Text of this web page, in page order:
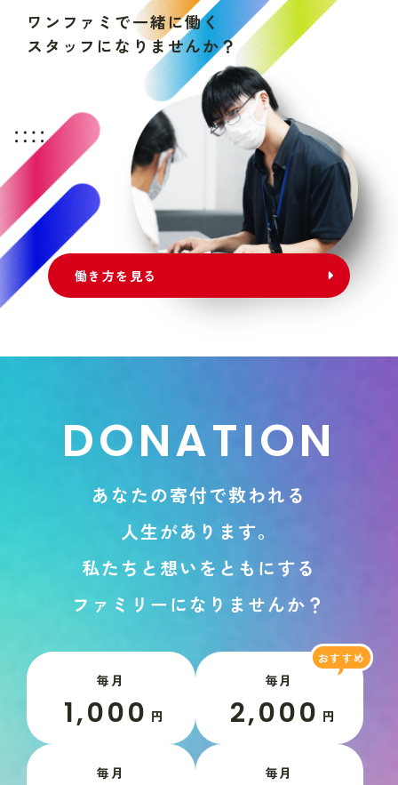
ワ ン フ ァ ミ で一緒に働く
ス タ ッ フ にな りま せんか？
働き方を見る
DONATION
あ な たの寄付で救われ る
人生があ り ま す。
私た ち と 想い を と も にする
フ ァ ミ リ ーに な り ま せんか ？
毎月
1,000 円
毎月
2,000 円
毎月 毎月